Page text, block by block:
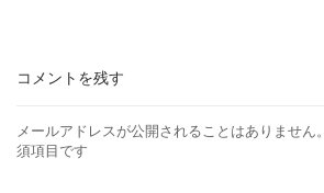
コメントを残す
メールアドレスが公開されることはありません。
須項目です